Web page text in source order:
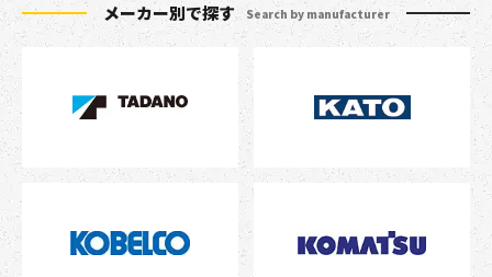
メーカー別で探す Search by manufacturer